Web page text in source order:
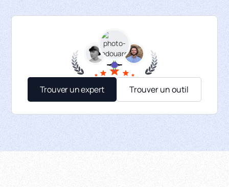
Trouver un expert Trouver un outil